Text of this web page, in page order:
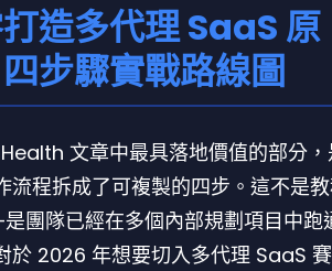
造多代理 SaaS 原
步驟實戰路線圖
文章中最具落地價值的部分
流程拆成了可複製的四步。這不是
團隊已經在多個內部規劃項目中跑
於 2026 年想要切入多代理 SaaS